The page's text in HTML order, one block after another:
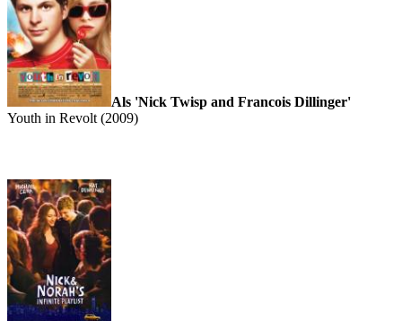
Als 'Nick Twisp and Francois Dillinger'
Youth in Revolt (2009)